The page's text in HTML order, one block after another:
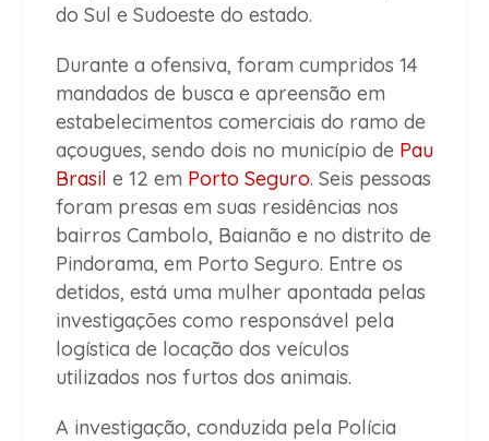
do Sul e Sudoeste do estado.
Durante a ofensiva, foram cumpridos 14
mandados de busca e apreensão em
estabelecimentos comerciais do ramo de
açougues, sendo dois no município de Pau
Brasil e 12 em Porto Seguro. Seis pessoas
foram presas em suas residências nos
bairros Cambolo, Baianão e no distrito de
Pindorama, em Porto Seguro. Entre os
detidos, está uma mulher apontada pelas
investigações como responsável pela
logística de locação dos veículos
utilizados nos furtos dos animais.
A investigação, conduzida pela Polícia